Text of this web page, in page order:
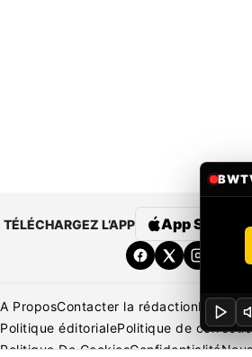
TÉLÉCHARGEZ L’APP App Store
A ProposContacter la rédaction
Politique éditorialePolitique de
Politique De CookiesConfidentialité